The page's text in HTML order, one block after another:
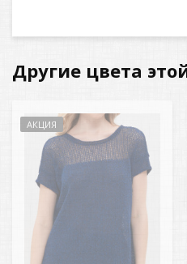
Другие цвета
АКЦИЯ